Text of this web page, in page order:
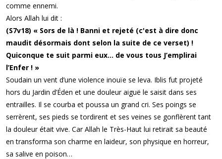
comme ennemi.
Alors Allah lui dit :
(S7v18) « Sors de là ! Banni et rejeté (c'est à dire donc
maudit désormais dont selon la suite de ce verset) !
Quiconque te suit parmi eux… de vous tous J’emplirai
l’Enfer ! »
Soudain un vent d’une violence inouïe se leva. Iblis fut projeté
hors du Jardin d’Éden et une douleur aiguë le saisit dans ses
entrailles. Il se courba et poussa un grand cri. Ses poings se
serrèrent, ses pieds se tordirent et ses veines se gonflèrent tant
la douleur était vive. Car Allah le Très-Haut lui retirait sa beauté
en transforma son charme en laideur, son physique en horreur,
sa salive en poison…